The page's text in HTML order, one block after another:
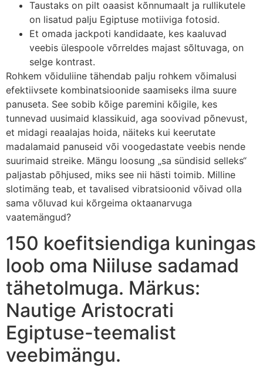
Taustaks on pilt oaasist kõnnumaalt ja rullikutele
on lisatud palju Egiptuse motiiviga fotosid.
Et omada jackpoti kandidaate, kes kaaluvad
veebis ülespoole võrreldes majast sõltuvaga, on
selge kontrast.
Rohkem võiduliine tähendab palju rohkem võimalusi
efektiivsete kombinatsioonide saamiseks ilma suure
panuseta. See sobib kõige paremini kõigile, kes
tunnevad uusimaid klassikuid, aga soovivad põnevust,
et midagi reaalajas hoida, näiteks kui keerutate
madalamaid panuseid või voogedastate veebis nende
suurimaid streike. Mängu loosung „sa sündisid selleks“
paljastab põhjused, miks see nii hästi toimib. Milline
slotimäng teab, et tavalised vibratsioonid võivad olla
sama võluvad kui kõrgeima oktaanarvuga
vaatemängud?
150 koefitsiendiga kuningas
loob oma Niiluse sadamad
tähetolmuga. Märkus:
Nautige Aristocrati
Egiptuse-teemalist
veebimängu.